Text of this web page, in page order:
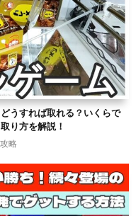
うすれば取れる？いくらで
り方を解説！
略